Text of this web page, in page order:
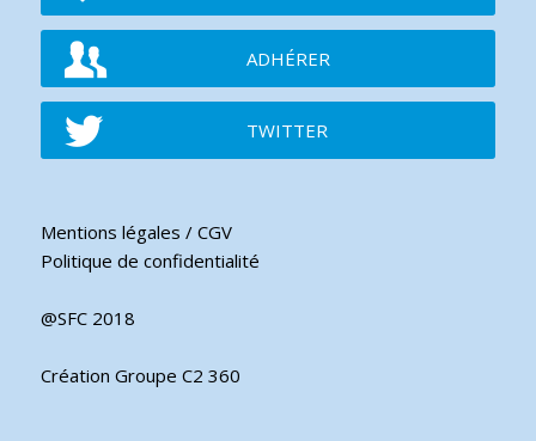
ADHÉRER
TWITTER
Mentions légales / CGV
Politique de confidentialité
@SFC 2018
Création Groupe C2 360